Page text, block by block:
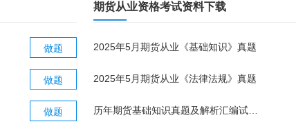
做题
做题
做题
期货从业资格考试资料下载
2025年5月期货从业《基础知识》真题
2025年5月期货从业《法律法规》真题
历年期货基础知识真题及解析汇编试卷（三）